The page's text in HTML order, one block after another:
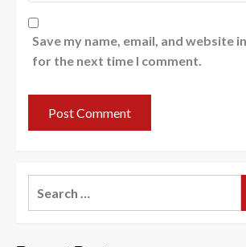
Save my name, email, and website
for the next time I comment.